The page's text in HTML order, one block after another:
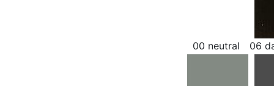
00 neutral 06